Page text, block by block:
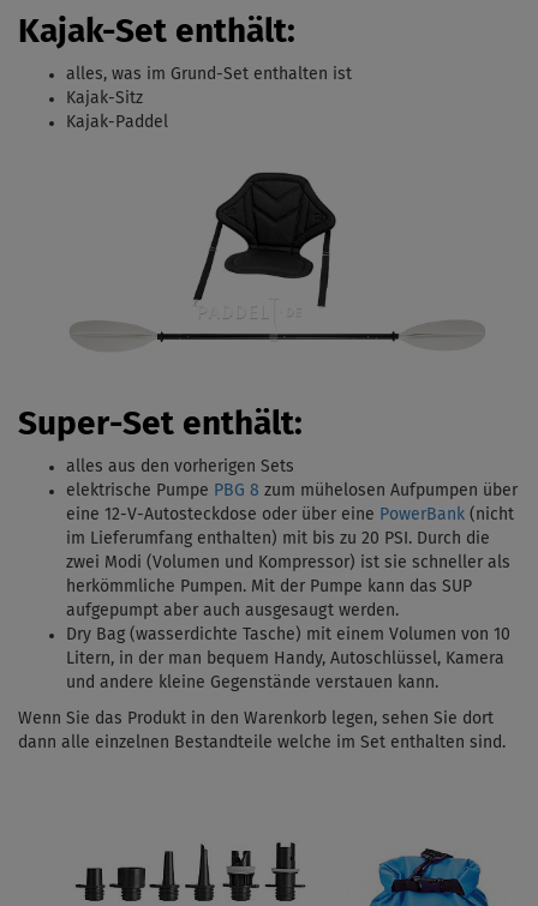
Kajak-Set enthält:
alles, was im Grund-Set enthalten ist
Kajak-Sitz
Kajak-Paddel
Super-Set enthält:
alles aus den vorherigen Sets
elektrische Pumpe PBG 8 zum mühelosen Aufpumpen über
eine 12-V-Autosteckdose oder über eine PowerBank (nicht
im Lieferumfang enthalten) mit bis zu 20 PSI. Durch die
zwei Modi (Volumen und Kompressor) ist sie schneller als
herkömmliche Pumpen. Mit der Pumpe kann das SUP
aufgepumpt aber auch ausgesaugt werden.
Dry Bag (wasserdichte Tasche) mit einem Volumen von 10
Litern, in der man bequem Handy, Autoschlüssel, Kamera
und andere kleine Gegenstände verstauen kann.
Wenn Sie das Produkt in den Warenkorb legen, sehen Sie dort
dann alle einzelnen Bestandteile welche im Set enthalten sind.